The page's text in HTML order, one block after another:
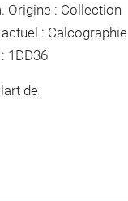
Origine : Collection
: Calcographie
1DD36
de